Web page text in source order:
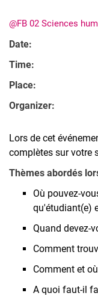
@FB 02 Sciences
Date:
Time:
Place:
Organizer:
Lors de cet
complètes sur votre
Thèmes abordés
Où pouvez-
qu'étudiant(e)
Quand devez-
Comment
Comment et
A quoi faut-il